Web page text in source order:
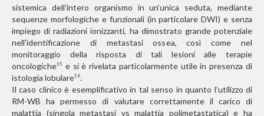
sistemica dell’intero organismo in un’unica seduta, mediante
sequenze morfologiche e funzionali (in particolare DWI) e senza
impiego di radiazioni ionizzanti, ha dimostrato grande potenziale
nell’identificazione di metastasi ossea, così come nel
monitoraggio della risposta di tali lesioni alle terapie
oncologiche15 e si è rivelata particolarmente utile in presenza di
istologia lobulare16.
Il caso clinico è esemplificativo in tal senso in quanto l’utilizzo di
RM-WB ha permesso di valutare correttamente il carico di
malattia (singola metastasi vs malattia polimetastatica) e ha